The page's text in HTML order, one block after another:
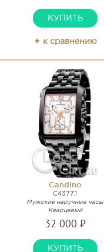
КУПИТЬ
✦ к сравнению
Candino
C4377.1
Мужские наручные часы
Кварцевый
32 000 ₽
КУПИТЬ